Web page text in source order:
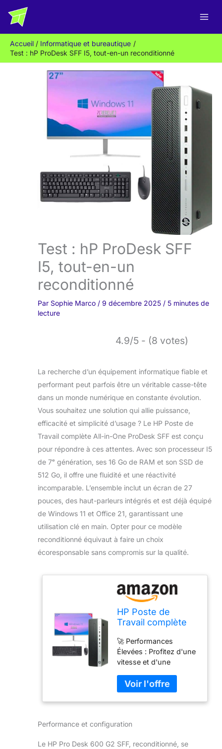
Accueil
Informatique et bureautique
Test : hP ProDesk SFF I5, tout-en-un reconditionné
Test : hP ProDesk SFF
I5, tout-en-un
reconditionné
Par Sophie Marco / 9 décembre 2025 / 5 minutes de
lecture
4.9/5 - (8 votes)
La recherche d’un équipement informatique fiable et
performant peut parfois être un véritable casse-tête
dans un monde numérique en constante évolution.
Vous souhaitez une solution qui allie puissance,
efficacité et simplicité d’usage ? Le HP Poste de
Travail complète All-in-One ProDesk SFF est conçu
pour répondre à ces attentes. Avec son processeur I5
de 7ᵉ génération, ses 16 Go de RAM et son SSD de
512 Go, il offre une fluidité et une réactivité
incomparable. L’ensemble inclut un écran de 27
pouces, des haut-parleurs intégrés et est déjà équipé
de Windows 11 et Office 21, garantissant une
utilisation clé en main. Opter pour ce modèle
reconditionné équivaut à faire un choix
écoresponsable sans compromis sur la qualité.
HP Poste de
Travail complète
ProDesk SFF I5 7ᵉ
génération, 16 Go
RAM, SSD 512 Go,
Clavier, Wi-FI,
écran 27", Haut-
parleurs intégrés,
Windows 11, Office
🚀 Performances
Élevées : Profitez d'une
vitesse et d'une
exceptionnelles grâce à
une configuration
matérielle puissante,
gérer toutes vos tâches
efficacité et fluidité. 😌
Performance et configuration
Le HP Pro Desk 600 G2 SFF, reconditionné, se
e
c
h
e